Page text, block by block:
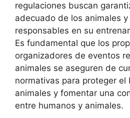
regulaciones buscan
adecuado de los animales
responsables en su
Es fundamental que los
organizadores de eventos
animales se aseguren de
normativas para proteger el
animales y fomentar una
entre humanos y animales.